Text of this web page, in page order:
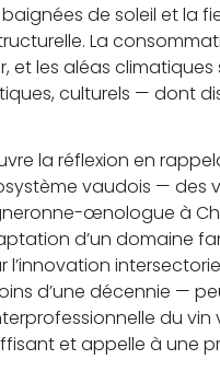
de soleil et la
La
et les aléas
culturels — dont
la réflexion en
vaudois —
œnologue à
d’un domaine
d’une décennie —
du vin
et appelle à une